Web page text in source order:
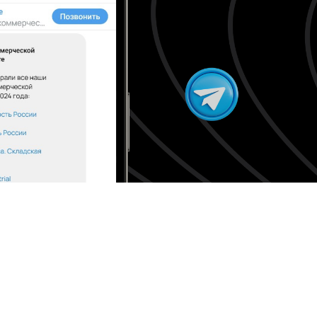
и использование ваших
свое согласие
данных